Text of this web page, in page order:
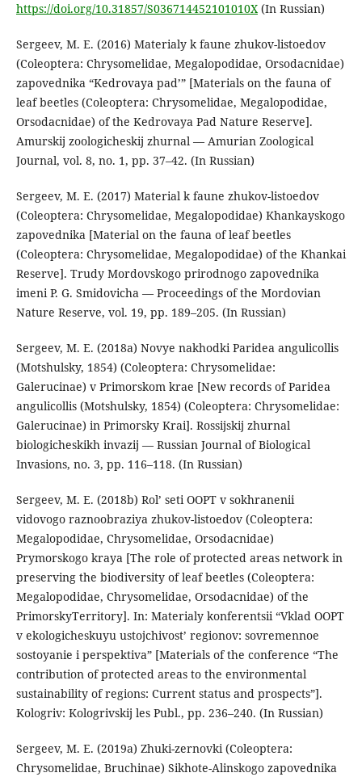
https://doi.org/10.31857/S036714452101010X(In Russian)
Sergeev, M. E. (2016) Materialy k faune zhukov-listoedov
(Coleoptera: Chrysomelidae, Megalopodidae, Orsodacnidae)
zapovednika “Kedrovaya pad’” [Materials on the fauna of
leaf beetles (Coleoptera: Chrysomelidae, Megalopodidae,
Orsodacnidae) of the Kedrovaya Pad Nature Reserve].
Amurskij zoologicheskij zhurnal — Amurian Zoological
Journal, vol. 8, no. 1, pp. 37–42. (In Russian)
Sergeev, M. E. (2017) Material k faune zhukov-listoedov
(Coleoptera: Chrysomelidae, Megalopodidae) Khankayskogo
zapovednika [Material on the fauna of leaf beetles
(Coleoptera: Chrysomelidae, Megalopodidae) of the Khankai
Reserve]. Trudy Mordovskogo prirodnogo zapovednika
imeni P. G. Smidovicha — Proceedings of the Mordovian
Nature Reserve, vol. 19, pp. 189–205. (In Russian)
Sergeev, M. E. (2018a) Novye nakhodki Paridea angulicollis
(Motshulsky, 1854) (Coleoptera: Chrysomelidae:
Galerucinae) v Primorskom krae [New records of Paridea
angulicollis (Motshulsky, 1854) (Coleoptera: Chrysomelidae:
Galerucinae) in Primorsky Krai]. Rossijskij zhurnal
biologicheskikh invazij — Russian Journal of Biological
Invasions, no. 3, pp. 116–118. (In Russian)
Sergeev, M. E. (2018b) Rol’ seti OOPT v sokhranenii
vidovogo raznoobraziya zhukov-listoedov (Сoleoptera:
Megalopodidae, Chrysomelidae, Orsodacnidae)
Prymorskogo kraya [The role of protected areas network in
preserving the biodiversity of leaf beetles (Сoleoptera:
Megalopodidae, Chrysomelidae, Orsodacnidae) of the
PrimorskyTerritory]. In: Materialy konferentsii “Vklad OOPT
v ekologicheskuyu ustojchivost’ regionov: sovremennoe
sostoyanie i perspektiva” [Materials of the conference “The
contribution of protected areas to the environmental
sustainability of regions: Current status and prospects”].
Kologriv: Kologrivskij les Publ., pp. 236–240. (In Russian)
Sergeev, M. E. (2019a) Zhuki-zernovki (Coleoptera:
Chrysomelidae, Bruchinae) Sikhote-Alinskogo zapovednika